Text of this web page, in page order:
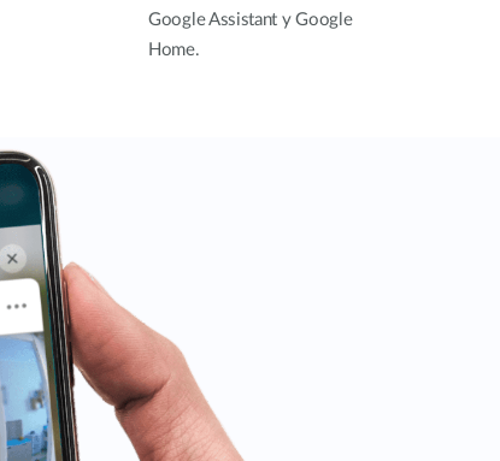
Google Assistant y Google
Home.